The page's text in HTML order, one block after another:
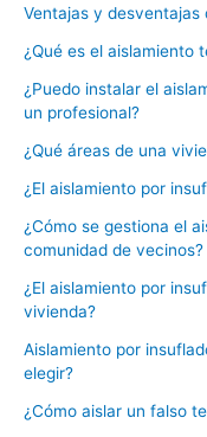
Ventajas y desventajas
¿Qué es el aislamiento
¿Puedo instalar el
un profesional?
¿Qué áreas de una
¿El aislamiento por
¿Cómo se gestiona el
comunidad de vecinos?
¿El aislamiento por
vivienda?
Aislamiento por
elegir?
¿Cómo aislar un falso